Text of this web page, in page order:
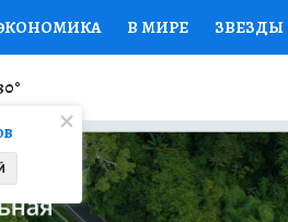
В МИРЕ ЗВЕЗДЫ
НАЦИОНАЛЬНЫЕ
ЗНАЮ СЕМЬЯ ЖЕНСКИЕ
СПЕЦПРОЕКТЫ
°